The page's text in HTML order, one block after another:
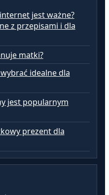
jest ważne?
z przepisami i dla
matki?
idealne dla
jest popularnym
prezent dla